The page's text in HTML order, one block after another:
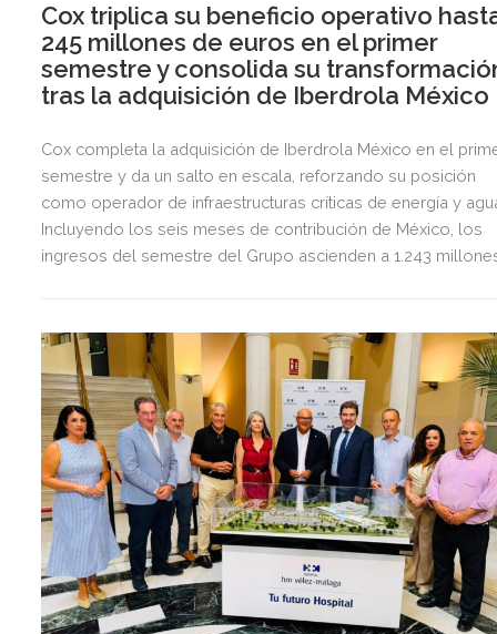
Cox triplica su beneficio operativo
245 millones de euros en el primer
semestre y consolida su
tras la adquisición de Iberdrola México
Cox completa la adquisición de Iberdrola México en el
semestre y da un salto en escala, reforzando su posición
como operador de infraestructuras críticas de energía y
Incluyendo los seis meses de contribución de México, los
ingresos del semestre del Grupo ascienden a 1.243